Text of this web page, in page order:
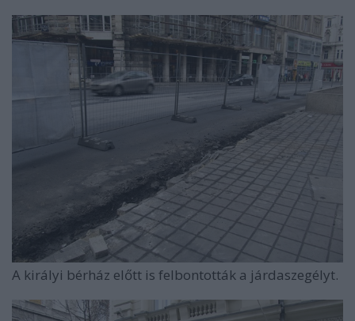
A királyi bérház előtt is felbontották a járdaszegélyt.